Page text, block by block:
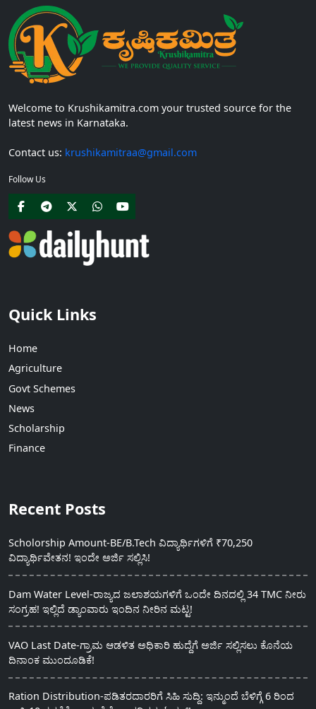
Welcome to Krushikamitra.com your trusted source for the
latest news in Karnataka.
Contact us: krushikamitraa@gmail.com
Follow Us
Quick Links
Home
Agriculture
Govt Schemes
News
Scholarship
Finance
Recent Posts
Scholorship Amount-BE/B.Tech ವಿದ್ಯಾರ್ಥಿಗಳಿಗೆ ₹70,250
ವಿದ್ಯಾರ್ಥಿವೇತನ! ಇಂದೇ ಅರ್ಜಿ ಸಲ್ಲಿಸಿ!
Dam Water Level-ರಾಜ್ಯದ ಜಲಾಶಯಗಳಿಗೆ ಒಂದೇ ದಿನದಲ್ಲಿ 34 TMC ನೀರು
ಸಂಗ್ರಹ! ಇಲ್ಲಿದೆ ಡ್ಯಾಂವಾರು ಇಂದಿನ ನೀರಿನ ಮಟ್ಟ!
VAO Last Date-ಗ್ರಾಮ ಆಡಳಿತ ಅಧಿಕಾರಿ ಹುದ್ದೆಗೆ ಅರ್ಜಿ ಸಲ್ಲಿಸಲು ಕೊನೆಯ
ದಿನಾಂಕ ಮುಂದೂಡಿಕೆ!
Ration Distribution-ಪಡಿತರದಾರರಿಗೆ ಸಿಹಿ ಸುದ್ದಿ: ಇನ್ಮುಂದೆ ಬೆಳಿಗ್ಗೆ 6 ರಿಂದ